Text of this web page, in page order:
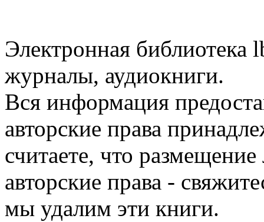
Электронная библиотека
журналы, аудиокниги.
Вся информация
авторские права
считаете, что
авторские права -
мы удалим эти книги.